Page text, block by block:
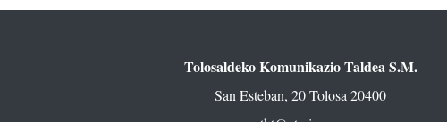
Tolosaldeko Komunikazio Taldea S.M.
San Esteban, 20 Tolosa 20400